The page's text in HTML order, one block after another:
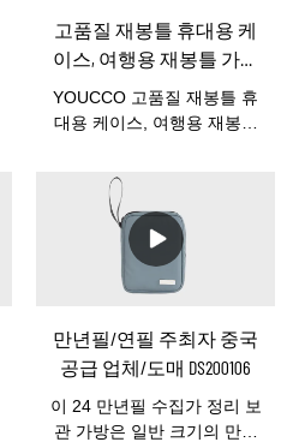
고품질 재봉틀 휴대용 케
이스, 여행용 재봉틀 가방
DS200107 도매
YOUCCO 고품질 재봉틀 휴
대용 케이스, 여행용 재봉틀
틀 토트 백을 사용하면 이동
중에도 재봉틀을 스타일리시
하고 간편하게 휴대할 수 있
습니다. 아름다운 외부 내구
성 소재는 외관이 훌륭하고
견고합니다. 이 가방에는 튼
니, 넉넉한 공간 등 여행용 재
봉틀이 필요로 하는 모든 견
고한 기능이 있습니다.
만년필/연필 주최자 중국
공급 업체/도매 DS200106
이 24 만년필 수집가 정리 보
관 가방은 일반 크기의 만년